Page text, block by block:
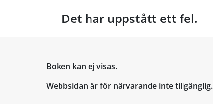
Det har uppstått ett fel.
Boken kan ej visas.
Webbsidan är för närvarande inte tillgänglig.